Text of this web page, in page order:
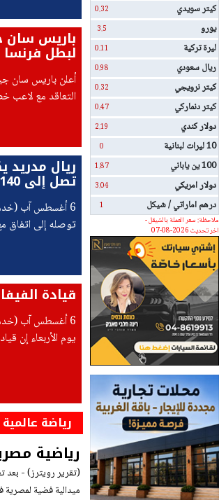
كيتر سويدي 0.32
يورو 3.5
ليرة تركية 0.11
ريال سعودي 0.98
كيتر نرويجي 0.32
كيتر دنماركي 0.47
دولار كندي 2.19
10 ليرات لبنانية 0
100 ين ياباني 1.87
دولار امريكي 3.04
درهم اماراتي / شيكل
1
ملاحظة: سعر العملة بالشيقل -
اخر تحديث 2026-08-07
باريس سان
لبطل فرنسا
أعلن باريس سان
التعاقد مع لاعب
ريال مدريد
تصل إلى 140 مليون يورو
6 أغسطس آب
توصله إلى اتفاق
قيادة
6 أغسطس آب
يوم الأربعاء إن
رياضة عالمية
رياضية
(تقرير رويترز) - بعد
ميدالية فضية لمصرية